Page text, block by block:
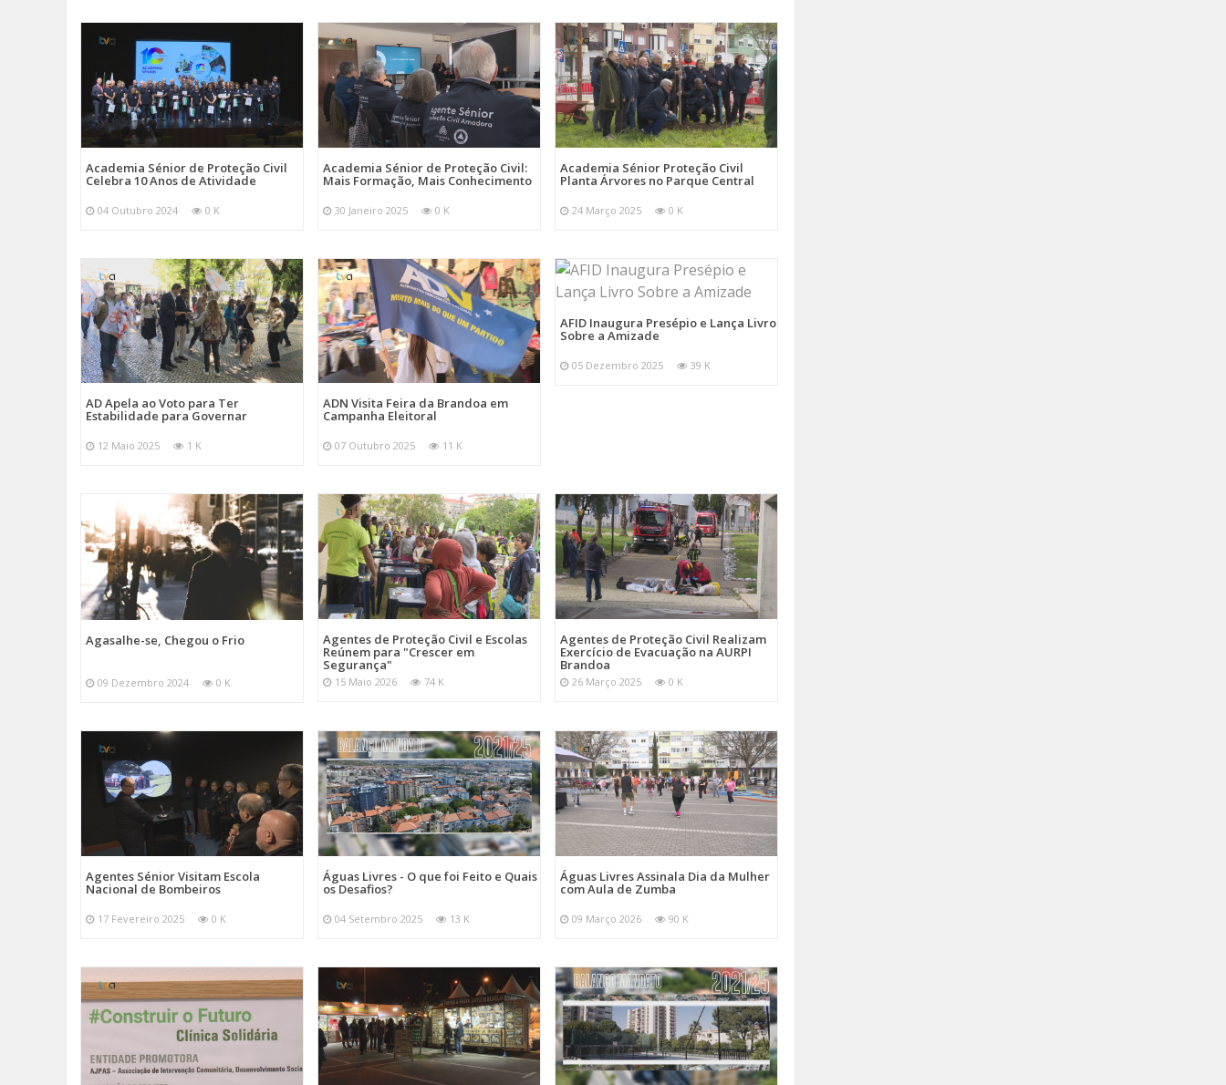
Academia Sénior de Proteção Civil
Celebra 10 Anos de Atividade
04 Outubro 2024 0 K
Academia Sénior de Proteção Civil:
Mais Formação, Mais Conhecimento
30 Janeiro 2025 0 K
Academia Sénior Proteção Civil
Planta Árvores no Parque Central
24 Março 2025 0 K
AD Apela ao Voto para Ter
Estabilidade para Governar
12 Maio 2025 1 K
ADN Visita Feira da Brandoa em
Campanha Eleitoral
07 Outubro 2025 11 K
AFID Inaugura Presépio e Lança Livro
Sobre a Amizade
05 Dezembro 2025 39 K
Agasalhe-se, Chegou o Frio
09 Dezembro 2024 0 K
Agentes de Proteção Civil e Escolas
Reúnem para "Crescer em
Segurança"
15 Maio 2026 74 K
Agentes de Proteção Civil Realizam
Exercício de Evacuação na AURPI
Brandoa
26 Março 2025 0 K
Agentes Sénior Visitam Escola
Nacional de Bombeiros
17 Fevereiro 2025 0 K
Águas Livres - O que foi Feito e Quais
os Desafios?
04 Setembro 2025 13 K
Águas Livres Assinala Dia da Mulher
com Aula de Zumba
09 Março 2026 90 K